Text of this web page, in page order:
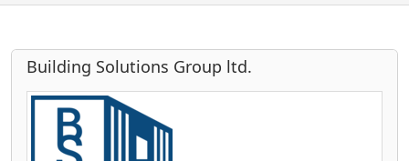
Building Solutions Group ltd.